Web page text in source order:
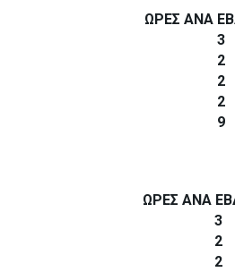
ΩΡΕΣ ΑΝΑ
3
2
2
2
9
ΩΡΕΣ ΑΝΑ
3
2
2